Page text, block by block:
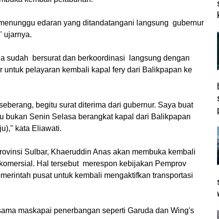
edaran yang ditandatangani langsung gubernur
ujarnya.
sudah bersurat dan berkoordinasi langsung dengan
pelayaran kembali kapal fery dari Balikpapan ke
begitu surat diterima dari gubernur. Saya buat
bukan Senin Selasa berangkat kapal dari Balikpapan
kata Eliawati.
Sulbar, Khaeruddin Anas akan membuka kembali
Hal tersebut merespon kebijakan Pemprov
pusat untuk kembali mengaktifkan transportasi
maskapai penerbangan seperti Garuda dan Wing's